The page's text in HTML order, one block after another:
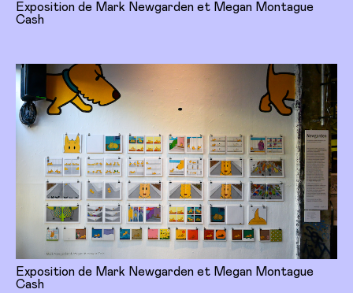
Exposition de Mark Newgarden et Megan Montague
Cash
Exposition de Mark Newgarden et Megan Montague
Cash